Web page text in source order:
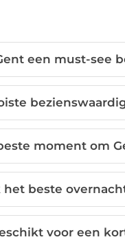
een must-see
moment om
het beste
voor een